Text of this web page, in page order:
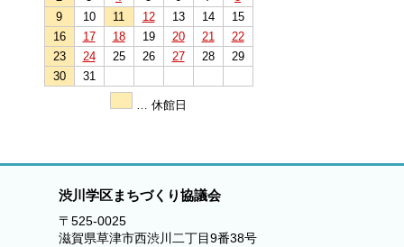
9
10 11 12 13 14
15
16
17 18 19 20 21
22
23
24 25 26 27 28
29
30
31
… 休館日
渋川学区まちづくり協議会
〒525-0025
滋賀県草津市西渋川二丁目9番38号